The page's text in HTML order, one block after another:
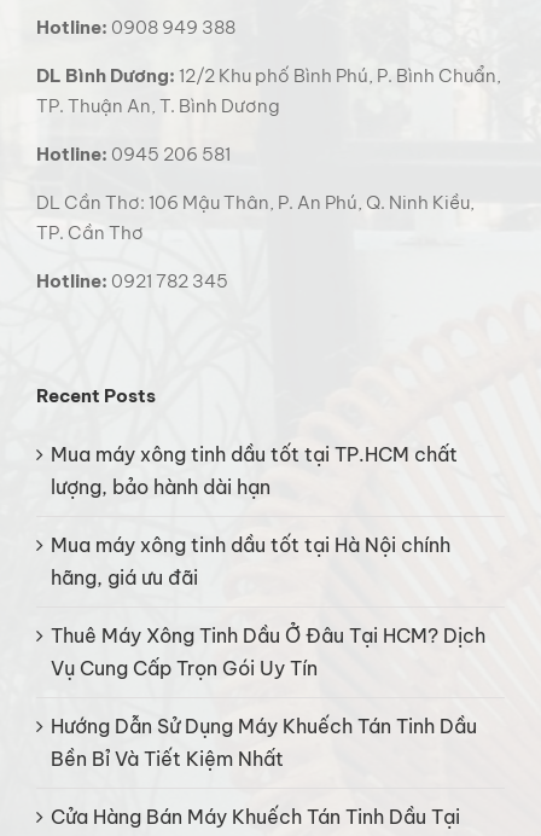
Hotline: 0908 949 388
DL Bình Dương: 12/2 Khu phố Bình Phú, P. Bình Chuẩn,
TP. Thuận An, T. Bình Dương
Hotline: 0945 206 581
DL Cần Thơ: 106 Mậu Thân, P. An Phú, Q. Ninh Kiều,
TP. Cần Thơ
Hotline: 0921 782 345
Recent Posts
Mua máy xông tinh dầu tốt tại TP.HCM chất
lượng, bảo hành dài hạn
Mua máy xông tinh dầu tốt tại Hà Nội chính
hãng, giá ưu đãi
Thuê Máy Xông Tinh Dầu Ở Đâu Tại HCM? Dịch
Vụ Cung Cấp Trọn Gói Uy Tín
Hướng Dẫn Sử Dụng Máy Khuếch Tán Tinh Dầu
Bền Bỉ Và Tiết Kiệm Nhất
Cửa Hàng Bán Máy Khuếch Tán Tinh Dầu Tại